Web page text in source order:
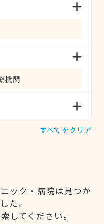
機関
すべてをクリア
ック・病院は見つか
た。
してください。